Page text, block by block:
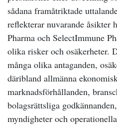
sådana framåtriktade
reflekterar nuvarande åsikter
Pharma och SelectImmune
olika risker och osäkerheter.
många olika antaganden,
däribland allmänna
marknadsförhållanden,
bolagsrättsliga
myndigheter och